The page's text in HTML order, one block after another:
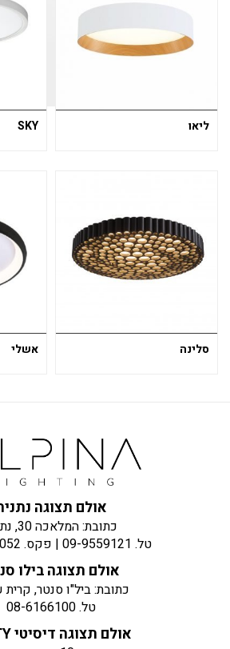
ליאו SKY
סלינה אשלי
אולם תצוגה
כתובת: המלאכה 30, נתניה
טל. 09-9559121 | פקס.
אולם תצוגה בילו
כתובת: ביל"ו סנטר, קרית
טל.08-6166100
אולם תצוגה דיסיטי DCITY